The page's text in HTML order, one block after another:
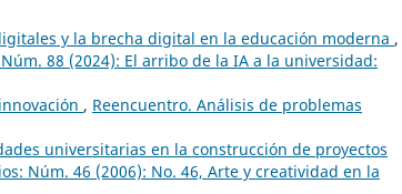
y la brecha digital en la educación moderna ,
88 (2024): El arribo de la IA a la universidad:
, Reencuentro. Análisis de problemas
universitarias en la construcción de proyectos
Núm. 46 (2006): No. 46, Arte y creatividad en la